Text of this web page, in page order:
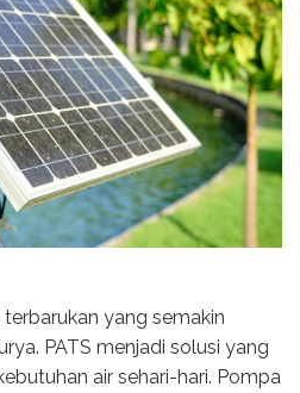
yang semakin
PATS menjadi solusi yang
air sehari-hari. Pompa